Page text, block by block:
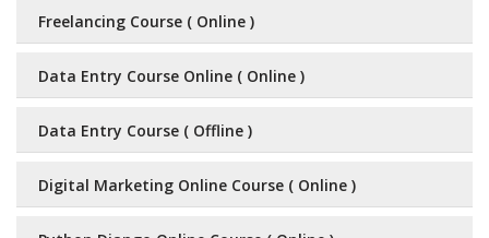
Freelancing Course ( Online )
Data Entry Course Online ( Online )
Data Entry Course ( Offline )
Digital Marketing Online Course ( Online )